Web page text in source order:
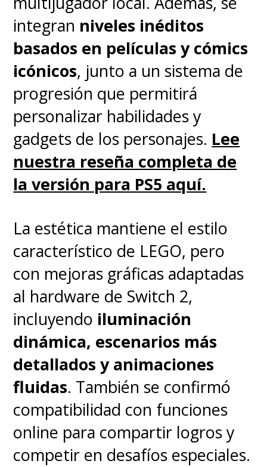
still of Leslie Grace’s
Batgirl and Michael
Keaton’s Batman from
the set of the cancelled
‘BATGIRL’ film.
pic.twitter.com/HAosZ01Sgi
— DiscussingFilm (@DiscussingFilm) August 5, 2022
integran niveles inéditos
basados en películas y cómics
icónicos, junto a un sistema de
progresión que permitirá
personalizar habilidades y
gadgets de los personajes. Lee
nuestra reseña completa de
la versión para PS5 aquí.
La estética mantiene el estilo
característico de LEGO, pero
con mejoras gráficas adaptadas
al hardware de Switch 2,
incluyendo iluminación
dinámica, escenarios más
detallados y animaciones
fluidas. También se confirmó
compatibilidad con funciones
online para compartir logros y
competir en desafíos especiales.